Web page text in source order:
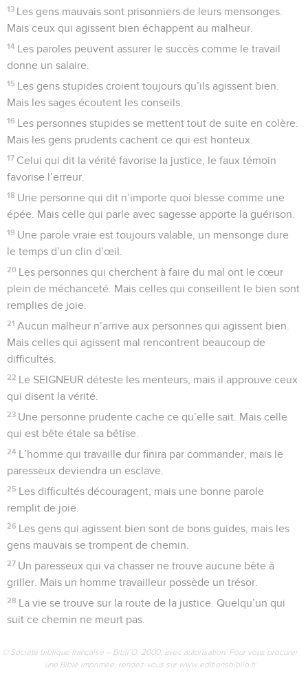
13 Les gens mauvais sont prisonniers de leurs mensonges.
Mais ceux qui agissent bien échappent au malheur.
14 Les paroles peuvent assurer le succès comme le travail
donne un salaire.
15 Les gens stupides croient toujours qu’ils agissent bien.
Mais les sages écoutent les conseils.
16 Les personnes stupides se mettent tout de suite en colère.
Mais les gens prudents cachent ce qui est honteux.
17 Celui qui dit la vérité favorise la justice, le faux témoin
favorise l’erreur.
18 Une personne qui dit n’importe quoi blesse comme une
épée. Mais celle qui parle avec sagesse apporte la guérison.
19 Une parole vraie est toujours valable, un mensonge dure
le temps d’un clin d’œil.
20 Les personnes qui cherchent à faire du mal ont le cœur
plein de méchanceté. Mais celles qui conseillent le bien sont
remplies de joie.
21 Aucun malheur n’arrive aux personnes qui agissent bien.
Mais celles qui agissent mal rencontrent beaucoup de
difficultés.
22 Le SEIGNEUR déteste les menteurs, mais il approuve ceux
qui disent la vérité.
23 Une personne prudente cache ce qu’elle sait. Mais celle
qui est bête étale sa bêtise.
24 L’homme qui travaille dur finira par commander, mais le
paresseux deviendra un esclave.
25 Les difficultés découragent, mais une bonne parole
remplit de joie.
26 Les gens qui agissent bien sont de bons guides, mais les
gens mauvais se trompent de chemin.
27 Un paresseux qui va chasser ne trouve aucune bête à
griller. Mais un homme travailleur possède un trésor.
28 La vie se trouve sur la route de la justice. Quelqu’un qui
suit ce chemin ne meurt pas.
© Société biblique française – Bibli’O, 2000, avec autorisation. Pour vous procurer
une Bible imprimée, rendez-vous sur www.editionsbiblio.fr